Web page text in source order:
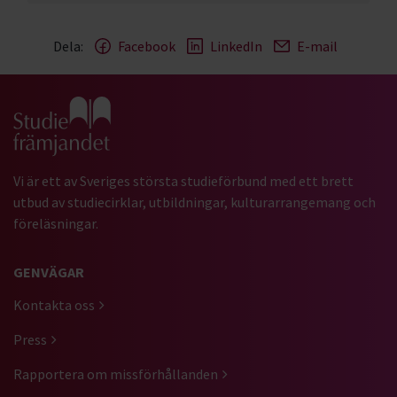
Dela: Facebook LinkedIn E-mail
Gå till studiefrämjandets startsida
Vi är ett av Sveriges största studieförbund med ett brett
utbud av studiecirklar, utbildningar, kulturarrangemang och
föreläsningar.
GENVÄGAR
Kontakta oss
Press
Rapportera om missförhållanden